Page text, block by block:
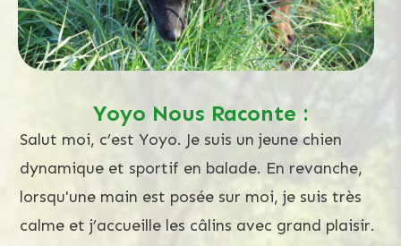
Yoyo Nous Raconte :
Salut moi, c’est Yoyo. Je suis un jeune chien
dynamique et sportif en balade. En revanche,
lorsqu'une main est posée sur moi, je suis très
calme et j’accueille les câlins avec grand plaisir.